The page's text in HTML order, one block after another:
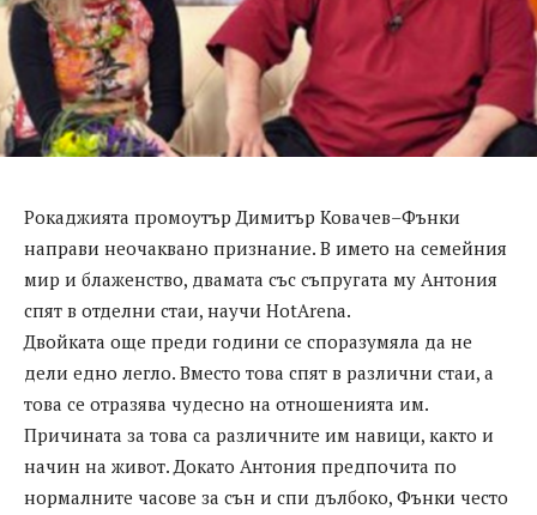
Рокаджията промоутър Димитър Ковачев–Фънки
направи неочаквано признание. В името на семейния
мир и блаженство, двамата със съпругата му Антония
спят в отделни стаи, научи HotArena.
Двойката още преди години се споразумяла да не
дели едно легло. Вместо това спят в различни стаи, а
това се отразява чудесно на отношенията им.
Причината за това са различните им навици, както и
начин на живот. Докато Антония предпочита по
нормалните часове за сън и спи дълбоко, Фънки често